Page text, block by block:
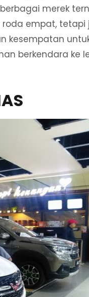
merek
roda empat, tetapi
kesempatan
berkendara ke